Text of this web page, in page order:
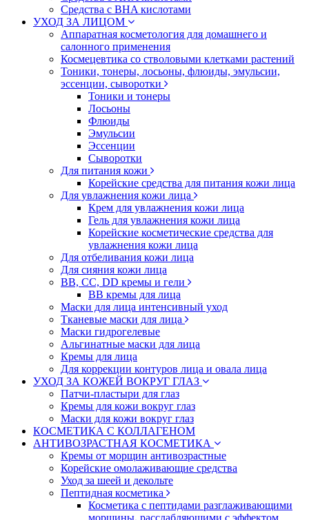
Средства с BHA кислотами
УХОД ЗА ЛИЦОМ
Аппаратная косметология для домашнего и
салонного применения
Космецевтика со стволовыми клетками растений
Тоники, тонеры, лосьоны, флюиды, эмульсии,
эссенции, сыворотки
Тоники и тонеры
Лосьоны
Флюиды
Эмульсии
Эссенции
Сыворотки
Для питания кожи
Корейские средства для питания кожи лица
Для увлажнения кожи лица
Крем для увлажнения кожи лица
Гель для увлажнения кожи лица
Корейские косметические средства для
увлажнения кожи лица
Для отбеливания кожи лица
Для сияния кожи лица
BB, CC, DD кремы и гели
BB кремы для лица
Маски для лица интенсивный уход
Тканевые маски для лица
Маски гидрогелевые
Альгинатные маски для лица
Кремы для лица
Для коррекции контуров лица и овала лица
УХОД ЗА КОЖЕЙ ВОКРУГ ГЛАЗ
Патчи-пластыри для глаз
Кремы для кожи вокруг глаз
Маски для кожи вокруг глаз
КОСМЕТИКА С КОЛЛАГЕНОМ
АНТИВОЗРАСТНАЯ КОСМЕТИКА
Кремы от морщин антивозрастные
Корейские омолаживающие средства
Уход за шеей и декольте
Пептидная косметика
Косметика с пептидами разглаживающими
морщины, расслабляющими с эффектом